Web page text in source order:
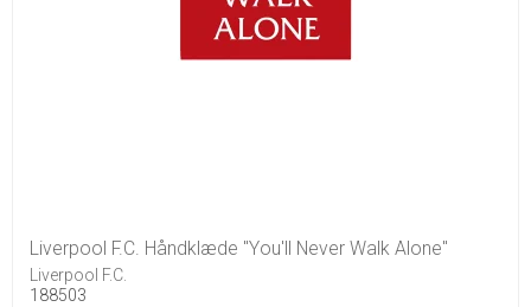
Liverpool F.C. Håndklæde "You'll Never Walk Alone"
Liverpool F.C.
188503